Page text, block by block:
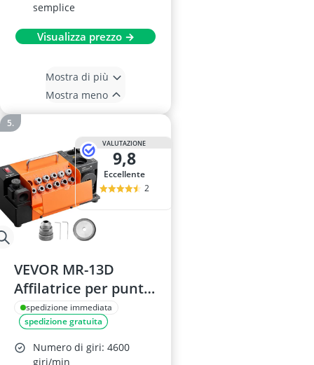
semplice
Visualizza prezzo →
Mostra di più
Mostra meno
VALUTAZIONE
9,8
Eccellente
2
VEVOR MR-13D
Affilatrice per punte
da trapano, 3-13 mm,
scarico del labbro
regolabile, labbro di
spedizione immediata
spedizione gratuita
Numero di giri: 4600
giri/min